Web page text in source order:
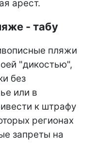
арест.
- табу
пляжи
"дикостью",
без
или в
к штрафу
регионах
запреты на